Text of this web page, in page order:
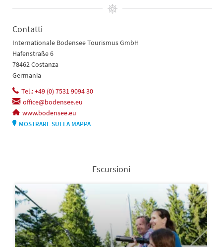
Contatti
Internationale Bodensee Tourismus GmbH
Hafenstraße 6
78462 Costanza
Germania
Tel.: +49 (0) 7531 9094 30
office@bodensee.eu
www.bodensee.eu
MOSTRARE SULLA MAPPA
Escursioni